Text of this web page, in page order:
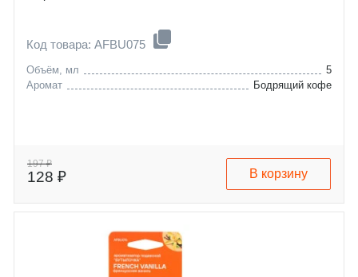
Код товара: AFBU075
Объём, мл
5
Аромат
Бодрящий кофе
197 ₽
128 ₽ В корзину